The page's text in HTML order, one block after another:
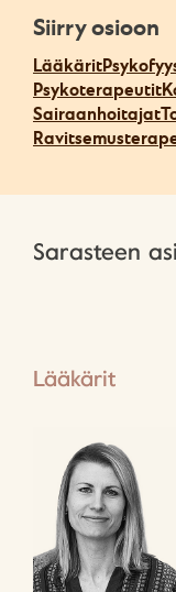
Siirry osioon
Lääkärit
Psykoterapeutit
Sairaanhoitajat
Sarasteen
Lääkärit